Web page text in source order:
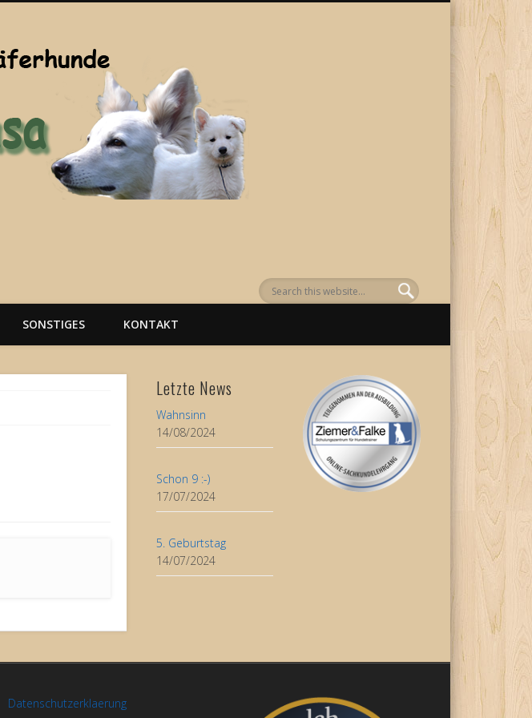
SONSTIGES KONTAKT
Letzte News
Wahnsinn
14/08/2024
Schon 9 :-)
17/07/2024
5. Geburtstag
14/07/2024
Datenschutzerklaerung